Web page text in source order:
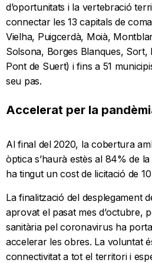
d’oportunitats i la vertebració
connectar les 13 capitals de
Vielha, Puigcerdà, Moià,
Solsona, Borges Blanques, Sort,
Pont de Suert) i fins a 51
seu pas.
Accelerat per la
Al final del 2020, la cobertura
òptica s’haurà estès al 84% de
ha tingut un cost de licitació de
La finalització del desplegament
aprovat el pasat mes d’octubre,
sanitària pel coronavirus ha
accelerar les obres. La voluntat
connectivitat a tot el territori i